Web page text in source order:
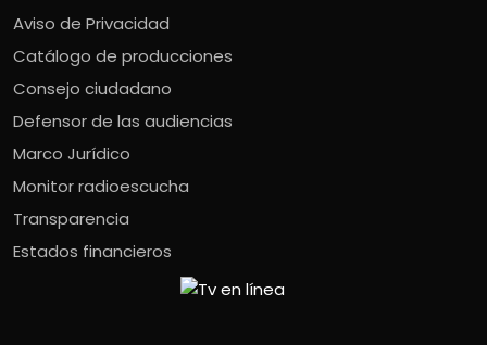
Aviso de Privacidad
Catálogo de producciones
Consejo ciudadano
Defensor de las audiencias
Marco Jurídico
Monitor radioescucha
Transparencia
Estados financieros